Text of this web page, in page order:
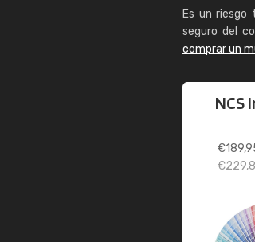
Es un riesgo
seguro del
comprar un
NCS
€
€